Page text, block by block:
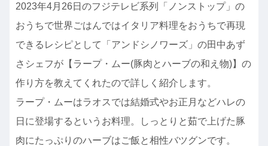
2023年4月26日のフジテレビ系列「ノンストップ」の
おうちで世界ごはんではイタリア料理をおうちで再現
できるレシピとして「アンドシノワーズ」の田中あず
さシェフが【ラープ・ムー(豚肉とハーブの和え物)】の
作り方を教えてくれたので詳しく紹介します。
ラープ・ムーはラオスでは結婚式やお正月などハレの
日に登場するというお料理。しっとりと茹で上げた豚
肉にたっぷりのハーブはご飯と相性バツグンです。